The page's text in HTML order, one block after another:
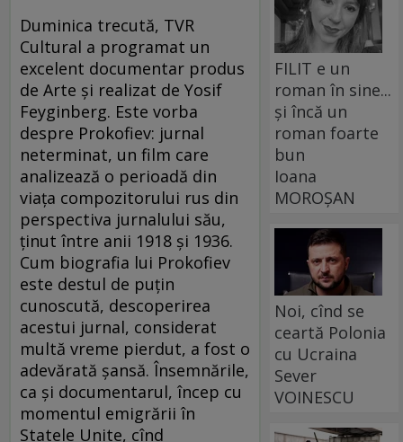
Duminica trecută, TVR
Cultural a programat un
excelent documentar produs
de Arte şi realizat de Yosif
Feyginberg. Este vorba
despre Prokofiev: jurnal
neterminat, un film care
analizează o perioadă din
viaţa compozitorului rus din
perspectiva jurnalului său,
ţinut între anii 1918 şi 1936.
Cum biografia lui Prokofiev
este destul de puţin
cunoscută, descoperirea
acestui jurnal, considerat
multă vreme pierdut, a fost o
adevărată şansă. Însemnările,
ca şi documentarul, încep cu
momentul emigrării în
Statele Unite, cînd
FILIT e un
roman în sine...
și încă un
roman foarte
bun
Ioana
MOROȘAN
Noi, cînd se
ceartă Polonia
cu Ucraina
Sever
VOINESCU